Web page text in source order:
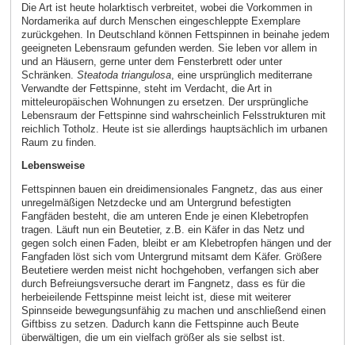
Die Art ist heute holarktisch verbreitet, wobei die Vorkommen in
Nordamerika auf durch Menschen eingeschleppte Exemplare
zurückgehen. In Deutschland können Fettspinnen in beinahe jedem
geeigneten Lebensraum gefunden werden. Sie leben vor allem in
und an Häusern, gerne unter dem Fensterbrett oder unter
Schränken. Steatoda triangulosa, eine ursprünglich mediterrane
Verwandte der Fettspinne, steht im Verdacht, die Art in
mitteleuropäischen Wohnungen zu ersetzen. Der ursprüngliche
Lebensraum der Fettspinne sind wahrscheinlich Felsstrukturen mit
reichlich Totholz. Heute ist sie allerdings hauptsächlich im urbanen
Raum zu finden.
Lebensweise
Fettspinnen bauen ein dreidimensionales Fangnetz, das aus einer
unregelmäßigen Netzdecke und am Untergrund befestigten
Fangfäden besteht, die am unteren Ende je einen Klebetropfen
tragen. Läuft nun ein Beutetier, z.B. ein Käfer in das Netz und
gegen solch einen Faden, bleibt er am Klebetropfen hängen und der
Fangfaden löst sich vom Untergrund mitsamt dem Käfer. Größere
Beutetiere werden meist nicht hochgehoben, verfangen sich aber
durch Befreiungsversuche derart im Fangnetz, dass es für die
herbeieilende Fettspinne meist leicht ist, diese mit weiterer
Spinnseide bewegungsunfähig zu machen und anschließend einen
Giftbiss zu setzen. Dadurch kann die Fettspinne auch Beute
überwältigen, die um ein vielfach größer als sie selbst ist.